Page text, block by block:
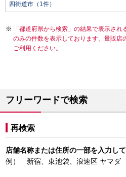
四街道市（1件）
「都道府県から検索」の結果で表示さ
のみの件数を表示しております。量販店
ご利用ください。
フリーワードで検索
再検索
店舗名称または住所の一部を入力し
例） 新宿、東池袋、浪速区 ヤマダ